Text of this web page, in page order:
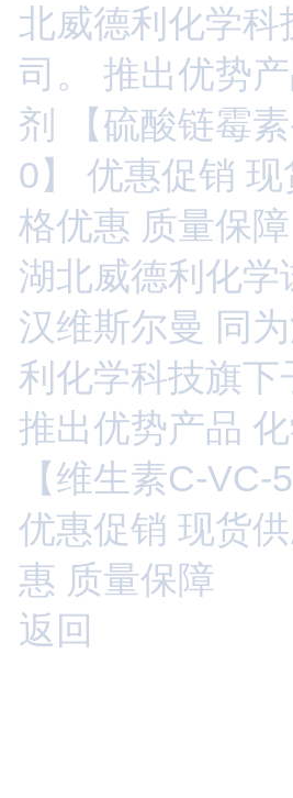
北威德利化学科
司。 推出优势
剂 【硫酸链霉
0】 优惠促销
格优惠 质量保障
湖北威德利化学
汉维斯尔曼 同
利化学科技旗下
推出优势产品
【维生素C-VC-
优惠促销 现货
惠 质量保障
返回